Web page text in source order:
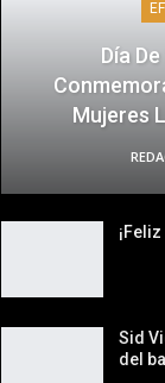
Día
Mujeres
Sid
del